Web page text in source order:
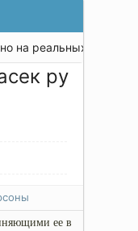
на реальных событиях
ру
ее в